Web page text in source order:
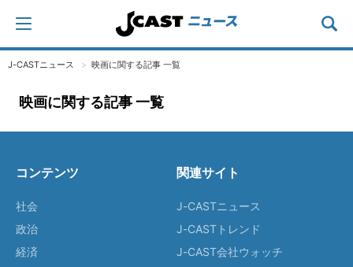
J-CASTニュース 映画に関する記事 一覧
映画に関する記事 一覧
コンテンツ
社会
政治
経済
関連サイト
J-CASTニュース
J-CASTトレンド
J-CAST会社ウォッチ